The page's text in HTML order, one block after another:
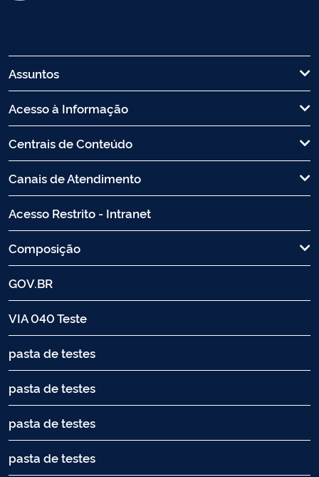
Assuntos
Acesso à Informação
Centrais de Conteúdo
Canais de Atendimento
Acesso Restrito - Intranet
Composição
GOV.BR
VIA 040 Teste
pasta de testes
pasta de testes
pasta de testes
pasta de testes